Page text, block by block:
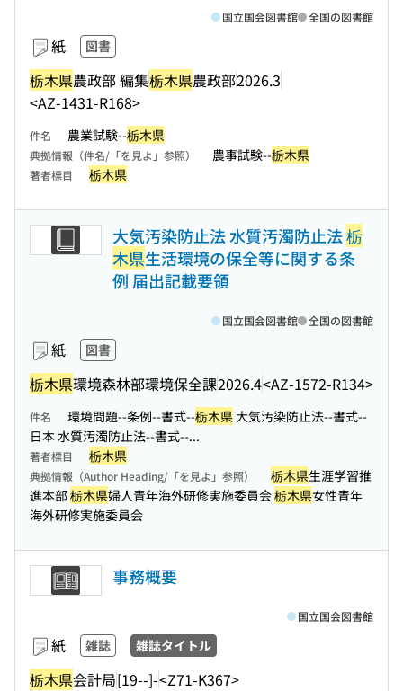
紙 図書
栃木県農政部 編集栃木県農政部2026.3
<AZ-1431-R168>
国立国会図書館 全国の図書館
件名 農業試験--栃木県
典拠情報（件名/「を見よ」参照） 農事試験--栃木県
著者標目 栃木県
大気汚染防止法 水質汚濁防止法栃
木県生活環境の保全等に関する条
例 届出記載要領
紙 図書
栃木県環境森林部環境保全課2026.4<AZ-1572-R134>
国立国会図書館 全国の図書館
件名 環境問題--条例--書式--栃木県 大気汚染防止法--書式--
日本 水質汚濁防止法--書式--...
著者標目 栃木県
典拠情報（Author Heading/「を見よ」参照） 栃木県生涯学習推
進本部栃木県婦人青年海外研修実施委員会栃木県女性青年
海外研修実施委員会
事務概要
紙 雑誌 雑誌タイトル
栃木県会計局[19--]-<Z71-K367>
国立国会図書館